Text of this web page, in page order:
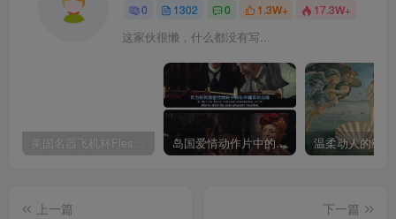
0 1302 0 1.3W+ 17.3W+
这家伙很懒，什么都没有写...
美国名器飞机杯Fleshlight 【Quickshot-Vantage 双头飞机杯】完全评测 岛国爱情动作片中的AV棒到底有多猛？成人用品震动棒的发展史！
上一篇
下一篇